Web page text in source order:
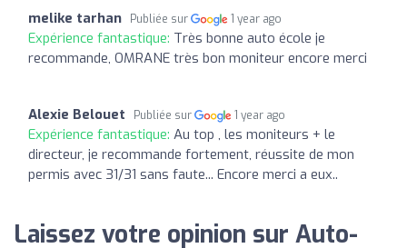
melike tarhan Publiée sur 1 year ago
Expérience fantastique: Très bonne auto école je
recommande, OMRANE très bon moniteur encore merci
Alexie Belouet Publiée sur 1 year ago
Expérience fantastique: Au top , les moniteurs + le
directeur, je recommande fortement, réussite de mon
permis avec 31/31 sans faute... Encore merci a eux..
Laissez votre opinion sur Auto-